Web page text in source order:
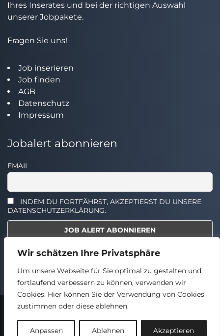
Wir schätzen Ihre Privatsphäre
Um unsere Webseite für Sie optimal zu gestalten und
fortlaufend verbessern zu können, verwenden wir
Cookies. Hier können Sie der Verwendung von Cookies
zustimmen oder diese ablehnen.
Anpassen Ablehnen Akzeptieren
Ihres Inserates und bei der richtigen Auswahl
unserer Jobpakete.
Fragen Sie uns!
Job inserieren
Job finden
AGB
Datenschutz
Impressum
Jobalert abonnieren
EMAIL
INDEM DU FORTFÄHRST, AKZEPTIERST DU UNSERE
DATENSCHUTZERKLÄRUNG.
Select the widget you want to show.
Back